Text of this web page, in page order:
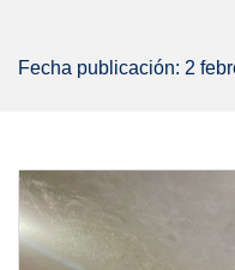
Fecha publicación: 2